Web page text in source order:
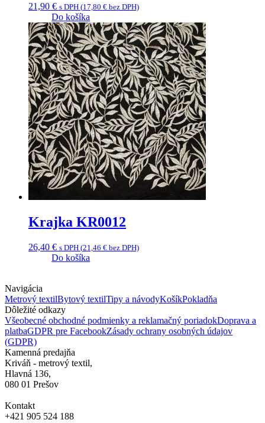
21,90 € s DPH (17,80 € bez DPH)
Do košíka
Krajka KR0012
26,40 € s DPH (21,46 € bez DPH)
Do košíka
Navigácia
Metrový textilBytový textilTipy a návodyKošíkPokladňa
Dôležité odkazy
Všeobecné obchodné podmienky a reklamačný poriadokDoprava a
platbaGDPR pre FacebookZásady ochrany osobných údajov
(GDPR)
Kamenná predajňa
Kriváň - metrový textil,
Hlavná 136,
080 01 Prešov
Kontakt
+421 905 524 188